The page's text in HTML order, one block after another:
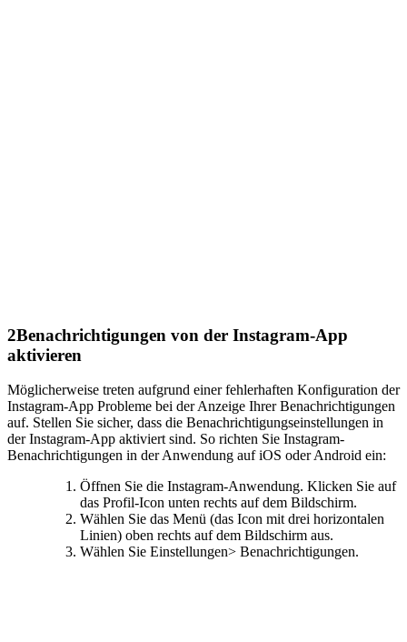
2Benachrichtigungen von der Instagram-App
aktivieren
Möglicherweise treten aufgrund einer fehlerhaften Konfiguration der
Instagram-App Probleme bei der Anzeige Ihrer Benachrichtigungen
auf. Stellen Sie sicher, dass die Benachrichtigungseinstellungen in
der Instagram-App aktiviert sind. So richten Sie Instagram-
Benachrichtigungen in der Anwendung auf iOS oder Android ein:
Öffnen Sie die Instagram-Anwendung. Klicken Sie auf
das Profil-Icon unten rechts auf dem Bildschirm.
Wählen Sie das Menü (das Icon mit drei horizontalen
Linien) oben rechts auf dem Bildschirm aus.
Wählen Sie Einstellungen> Benachrichtigungen.